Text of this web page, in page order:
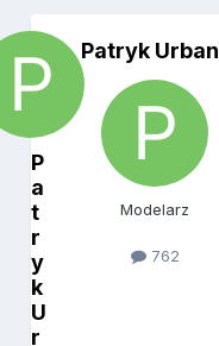
P
a
t
r
y
k
U
r
Patryk Urban
Modelarz
762